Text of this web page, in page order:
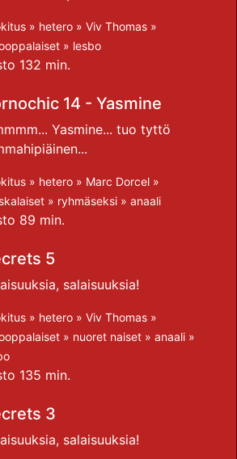
» hetero » Viv Thomas »
» lesbo
132 min.
14 - Yasmine
Yasmine... tuo tyttö
» hetero » Marc Dorcel »
» ryhmäseksi » anaali
89 min.
5
salaisuuksia!
» hetero » Viv Thomas »
» nuoret naiset » anaali »
135 min.
3
salaisuuksia!